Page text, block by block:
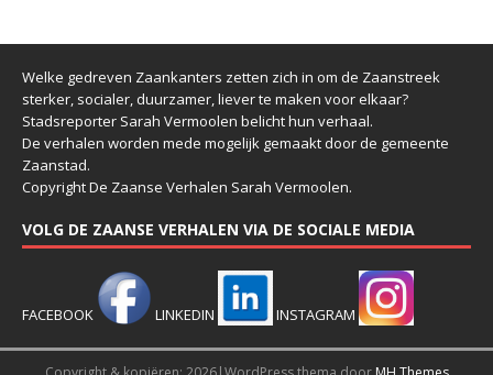
Welke gedreven Zaankanters zetten zich in om de Zaanstreek
sterker, socialer, duurzamer, liever te maken voor elkaar?
Stadsreporter Sarah Vermoolen belicht hun verhaal.
De verhalen worden mede mogelijk gemaakt door de gemeente
Zaanstad.
Copyright De Zaanse Verhalen Sarah Vermoolen.
VOLG DE ZAANSE VERHALEN VIA DE SOCIALE MEDIA
FACEBOOK LINKEDIN INSTAGRAM